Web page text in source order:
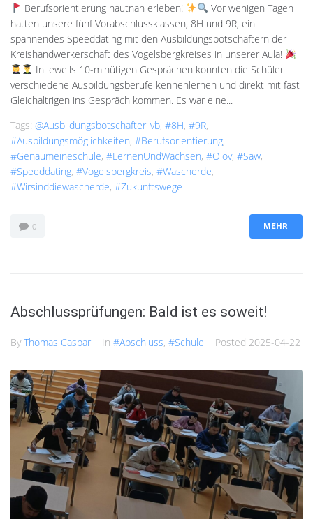
Berufsorientierung hautnah erleben!
Vor wenigen Tagen
hatten unsere fünf Vorabschlussklassen, 8H und 9R, ein
spannendes Speeddating mit den Ausbildungsbotschaftern der
Kreishandwerkerschaft des Vogelsbergkreises in unserer Aula!
In jeweils 10-minütigen Gesprächen konnten die Schüler
verschiedene Ausbildungsberufe kennenlernen und direkt mit fast
Gleichaltrigen ins Gespräch kommen. Es war eine...
Tags: @ausbildungsbotschafter_vb, #8H, #9R,
#Ausbildungsmöglichkeiten, #Berufsorientierung,
#genaumeineschule, #LernenUndWachsen, #olov, #saw,
#Speeddating, #Vogelsbergkreis, #Wascherde,
#wirsinddiewascherde, #Zukunftswege
0 MEHR
Abschlussprüfungen: Bald ist es soweit!
By Thomas Caspar In #Abschluss, #Schule Posted 2025-04-22